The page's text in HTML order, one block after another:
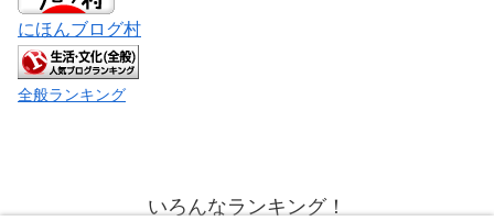
にほんブログ村
全般ランキング
いろんなランキング！